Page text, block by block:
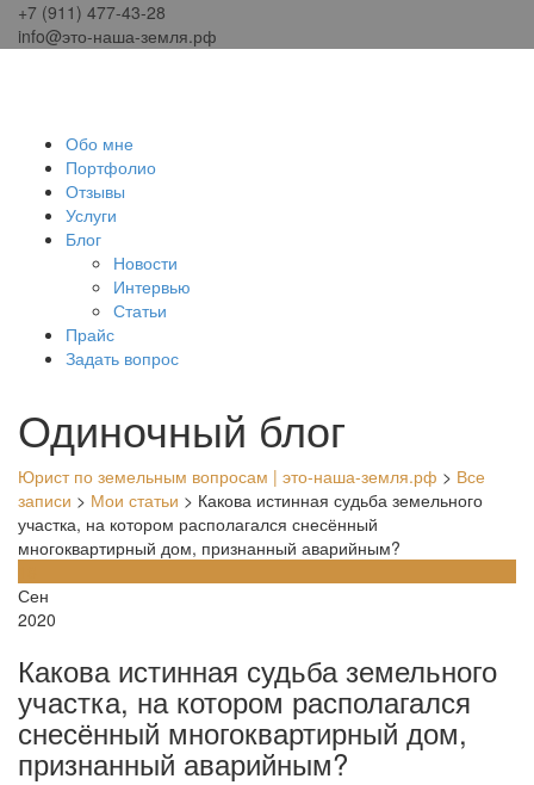
+7 (911) 477-43-28
info@это-наша-земля.рф
Обо мне
Портфолио
Отзывы
Услуги
Блог
Новости
Интервью
Статьи
Прайс
Задать вопрос
Одиночный блог
Юрист по земельным вопросам | это-наша-земля.рф > Все
записи > Мои статьи > Какова истинная судьба земельного
участка, на котором располагался снесённый
многоквартирный дом, признанный аварийным?
Сен
2020
Какова истинная судьба земельного
участка, на котором располагался
снесённый многоквартирный дом,
признанный аварийным?